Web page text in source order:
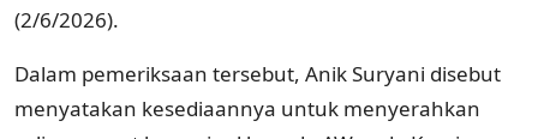
(2/6/2026).
Dalam pemeriksaan tersebut, Anik Suryani disebut
menyatakan kesediaannya untuk menyerahkan